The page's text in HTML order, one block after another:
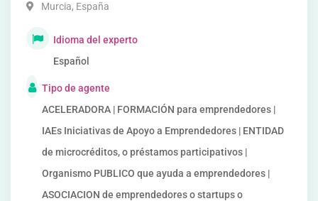
Murcia, España
Idioma del experto
Español
Tipo de agente
ACELERADORA | FORMACIÓN para emprendedores |
IAEs Iniciativas de Apoyo a Emprendedores | ENTIDAD
de microcréditos, o préstamos participativos |
Organismo PUBLICO que ayuda a emprendedores |
ASOCIACION de emprendedores o startups o